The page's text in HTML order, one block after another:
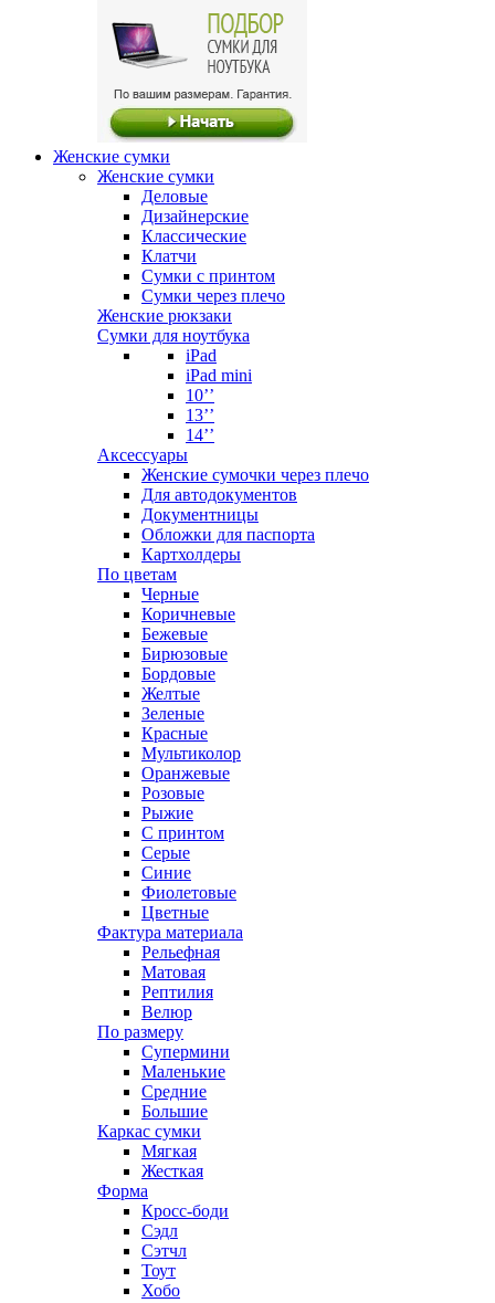
Женские сумки
Женские сумки
Деловые
Дизайнерские
Классические
Клатчи
Сумки с принтом
Сумки через плечо
Женские рюкзаки
Сумки для ноутбука
iPad
iPad mini
10’’
13’’
14’’
Аксессуары
Женские сумочки через плечо
Для автодокументов
Документницы
Обложки для паспорта
Картхолдеры
По цветам
Черные
Коричневые
Бежевые
Бирюзовые
Бордовые
Желтые
Зеленые
Красные
Мультиколор
Оранжевые
Розовые
Рыжие
С принтом
Серые
Синие
Фиолетовые
Цветные
Фактура материала
Рельефная
Матовая
Рептилия
Велюр
По размеру
Супермини
Маленькие
Средние
Большие
Каркас сумки
Мягкая
Жесткая
Форма
Кросс-боди
Сэдл
Сэтчл
Тоут
Хобо